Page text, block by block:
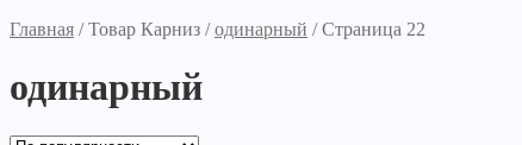
Главная /Товар Карниз /одинарный /Страница 22
одинарный